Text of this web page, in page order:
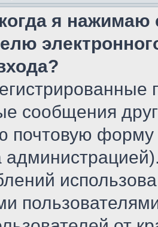
я нажимаю
сообщения
почтовую